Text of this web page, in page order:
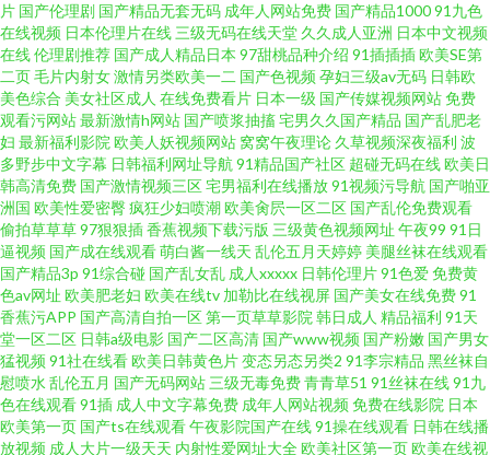
片 国产伦理剧 国产精品无套无码 成年人网站免费 国产精品100091九色
在线视频 日本伦理片在线 三级无码在线天堂 久久成人亚洲 日本中文视频
在线伦理剧推荐 国产成人精品日本 97甜桃品种介绍 91插插插欧美SE第
二页毛片内射女激情另类欧美一二 国产色视频孕妇三级av无码 日韩欧
美色综合 美女社区成人 在线免费看片 日本一级 国产传媒视频网站免费
观看污网站最新激情h网站 国产喷浆抽搐宅男久久国产精品 国产乱肥老
妇 最新福利影院 欧美人妖视频网站 窝窝午夜理论 久草视频深夜福利 波
多野步中文字幕 日韩福利网址导航 91精品国产社区 超碰无码在线欧美日
韩高清免费 国产激情视频三区宅男福利在线播放91视频污导航 国产啪亚
洲国 欧美性爱密臀疯狂少妇喷潮欧美肏屄一区二区 国产乱伦免费观看
偷拍草草草97狠狠插香蕉视频下载污版 三级黄色视频网址 午夜99 91日
逼视频 国产成在线观看萌白酱一线天 乱伦五月天婷婷 美腿丝袜在线观看
国产精品3p 91综合碰 国产乱女乱 成人xxxxx 日韩伦理片91色爱免费黄
色av网址 欧美肥老妇 欧美在线tv 加勒比在线视屏 国产美女在线免费91
香蕉污APP 国产高清自拍一区第一页草草影院 韩日成人 精品福利 91天
堂一区二区 日韩a级电影 国产二区高清 国产www视频 国产粉嫩 国产男女
猛视频91社在线看欧美日韩黄色片变态另态另类2 91李宗精品 黑丝袜自
慰喷水 乱伦五月 国产无码网站 三级无毒免费青青草51 91丝袜在线91九
色在线观看91插 成人中文字幕免费 成年人网站视频免费在线影院 日本
欧美第一页 国产ts在线观看午夜影院国产在线91操在线观看 日韩在线播
放视频 成人大片一级天天 内射性爱网址大全欧美社区第一页欧美在线视